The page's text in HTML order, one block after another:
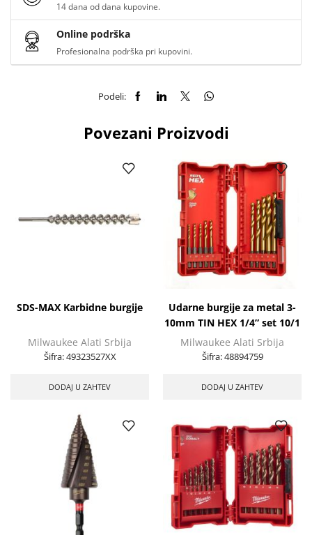
14 dana od dana kupovine.
Online podrška
Profesionalna podrška pri kupovini.
Podeli:
Povezani Proizvodi
SDS-MAX Karbidne burgije
Milwaukee Alati Srbija
Šifra:49323527XX
DODAJ U ZAHTEV
Udarne burgije za metal 3-
10mm TIN HEX 1/4” set 10/1
Milwaukee Alati Srbija
Šifra:48894759
DODAJ U ZAHTEV